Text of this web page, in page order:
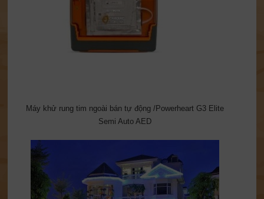
Máy khử rung tim ngoài bán tự động /Powerheart G3 Elite
Semi Auto AED